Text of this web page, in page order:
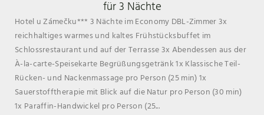
für 3 Nächte
Hotel u Zámečku*** 3 Nächte im Economy DBL-Zimmer 3x
reichhaltiges warmes und kaltes Frühstücksbuffet im
Schlossrestaurant und auf der Terrasse 3x Abendessen aus der
À-la-carte-Speisekarte Begrüßungsgetränk 1x Klassische Teil-
Rücken- und Nackenmassage pro Person (25 min) 1x
Sauerstofftherapie mit Blick auf die Natur pro Person (30 min)
1x Paraffin-Handwickel pro Person (25...